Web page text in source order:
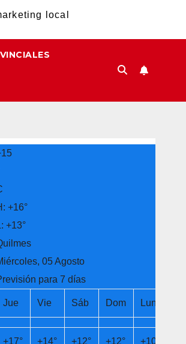
local
15
+16°
+13°
05 Agosto
para 7 días
Jue Vie Sáb Dom Lun
+17° +14° +12° +12° +10°